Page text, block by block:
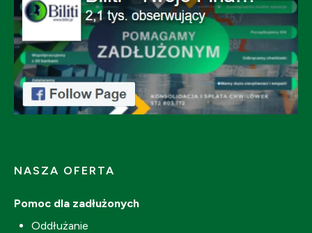
NASZA OFERTA
Pomoc dla zadłużonych
Oddłużanie